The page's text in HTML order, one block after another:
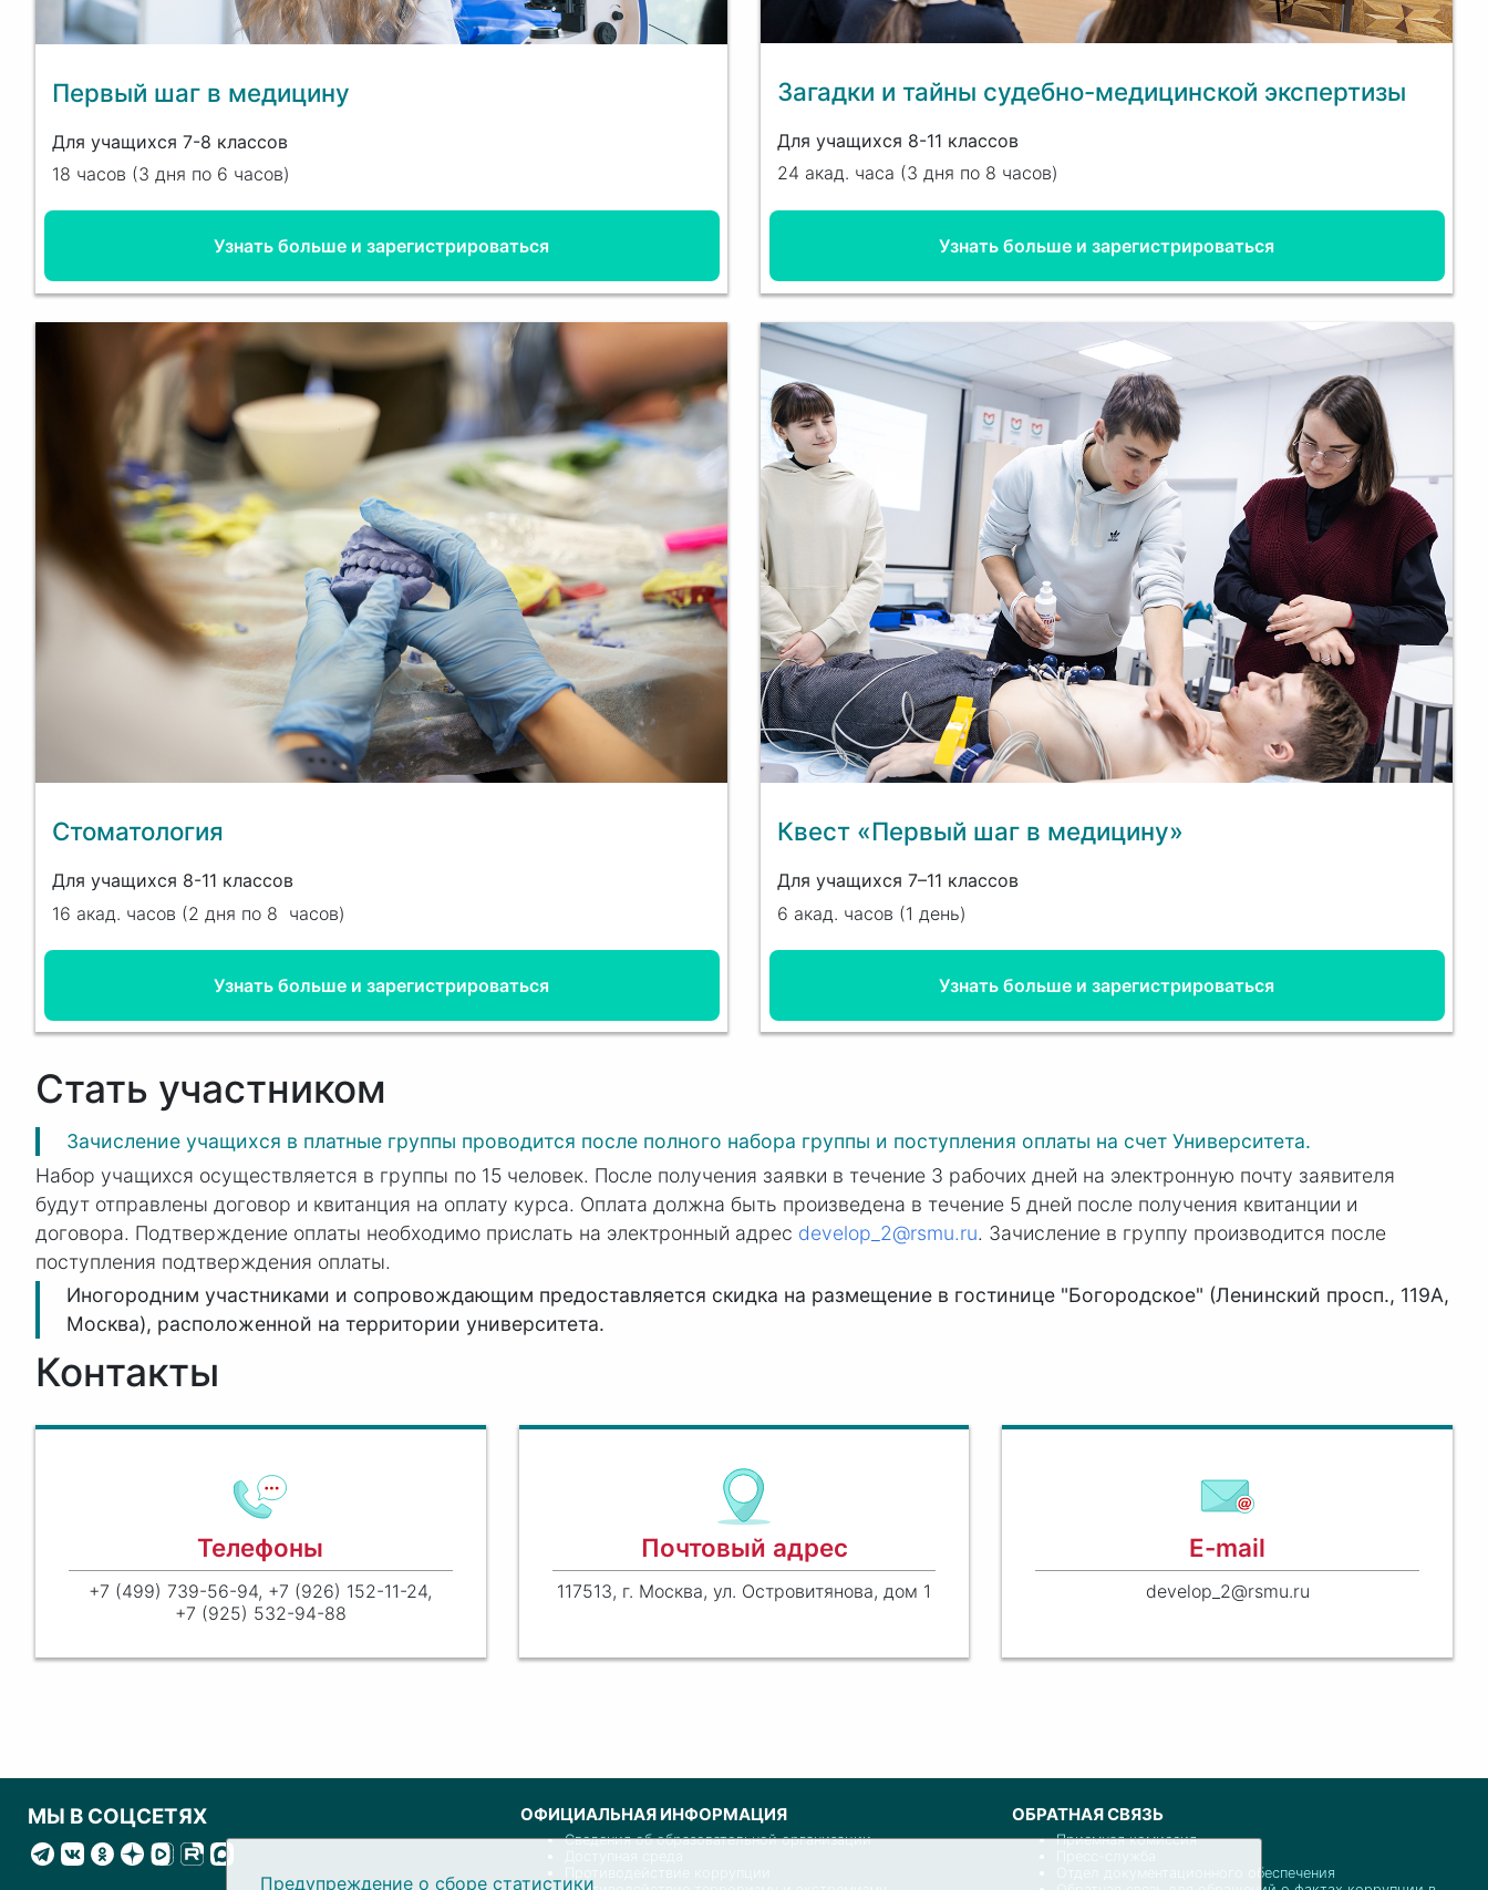
Первый шаг в медицину
Для учащихся 7-8 классов
18 часов (3 дня по 6 часов)
Узнать больше и зарегистрироваться
Загадки и тайны судебно-медицинской экспертизы
Для учащихся 8-11 классов
24 акад. часа (3 дня по 8 часов)
Узнать больше и зарегистрироваться
Стоматология
Для учащихся 8-11 классов
16 акад. часов (2 дня по 8 часов)
Узнать больше и зарегистрироваться
Квест «Первый шаг в медицину»
Для учащихся 7–11 классов
6 акад. часов (1 день)
Узнать больше и зарегистрироваться
Стать участником
Зачисление учащихся в платные группы проводится после полного набора группы и поступления оплаты на счет Университета.
Набор учащихся осуществляется в группы по 15 человек. После получения заявки в течение 3 рабочих дней на электронную почту заявителя
будут отправлены договор и квитанция на оплату курса. Оплата должна быть произведена в течение 5 дней после получения квитанции и
договора. Подтверждение оплаты необходимо прислать на электронный адрес develop_2@rsmu.ru. Зачисление в группу производится после
поступления подтверждения оплаты.
Иногородним участниками и сопровождающим предоставляется скидка на размещение в гостинице "Богородское" (Ленинский просп., 119А,
Москва), расположенной на территории университета.
Контакты
Телефоны
+7 (499) 739-56-94, +7 (926) 152-11-24,
+7 (925) 532-94-88
Почтовый адрес
117513, г. Москва, ул. Островитянова, дом 1
E-mail
develop_2@rsmu.ru
МЫ В СОЦСЕТЯХ ОФИЦИАЛЬНАЯ ИНФОРМАЦИЯ
Сведения об образовательной организации
ОБРАТНАЯ СВЯЗЬ
Приемная комиссия
Отдел документационного обеспечения
Предупреждение о сборе статистики